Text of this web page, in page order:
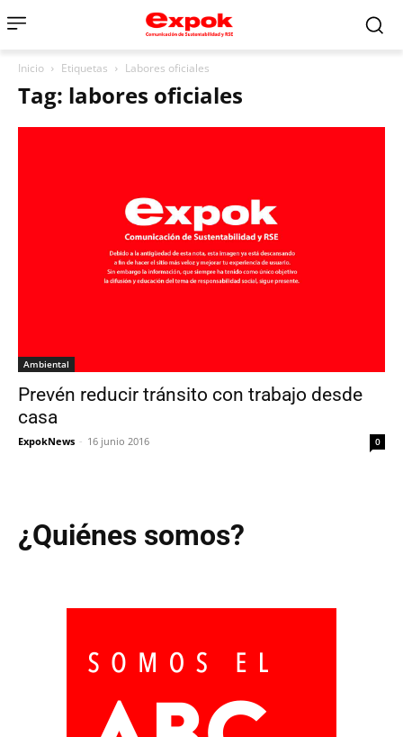
Inicio Etiquetas Labores oficiales
Tag: labores oficiales
Ambiental
Prevén reducir tránsito con trabajo desde
casa
ExpokNews - 16 junio 2016 0
¿Quiénes somos?